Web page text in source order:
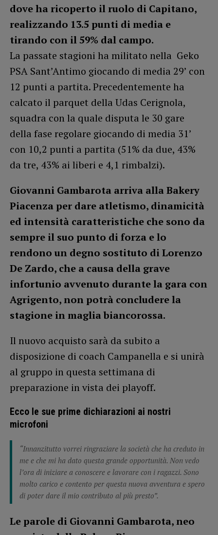
dove ha ricoperto il ruolo di Capitano,
realizzando 13.5 punti di media e
tirando con il 59% dal campo.
La passate stagioni ha militato nella Geko
PSA Sant’Antimo giocando di media 29’ con
12 punti a partita. Precedentemente ha
calcato il parquet della Udas Cerignola,
squadra con la quale disputa le 30 gare
della fase regolare giocando di media 31’
con 10,2 punti a partita (51% da due, 43%
da tre, 43% ai liberi e 4,1 rimbalzi).
Giovanni Gambarota arriva alla Bakery
Piacenza per dare atletismo, dinamicità
ed intensità caratteristiche che sono da
sempre il suo punto di forza e lo
rendono un degno sostituto di Lorenzo
De Zardo, che a causa della grave
infortunio avvenuto durante la gara con
Agrigento, non potrà concludere la
stagione in maglia biancorossa.
Il nuovo acquisto sarà da subito a
disposizione di coach Campanella e si unirà
al gruppo in questa settimana di
preparazione in vista dei playoff.
Ecco le sue prime dichiarazioni ai nostri
microfoni
“Innanzitutto vorrei ringraziare la società che ha creduto in
me e che mi ha dato questa grande opportunità. Non vedo
l’ora di iniziare a conoscere e lavorare con i ragazzi. Sono
molto carico e contento per questa nuova avventura e spero
di poter dare il mio contributo al più presto”.
Le parole di Giovanni Gambarota, neo